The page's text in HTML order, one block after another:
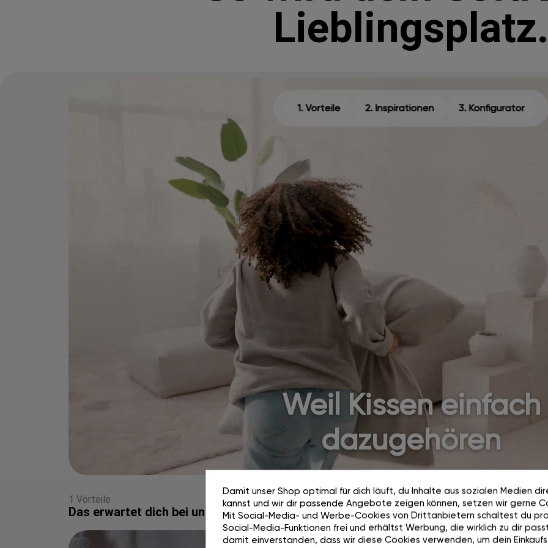
1. Vorteile 2. Inspirationen 3. Konfigurator
Weil Kissen einfach
dazugehören
1 Vorteile
Das erwartet dich bei uns
Damit unser Shop optimal für dich läuft, du Inhalte aus sozialen Medien
kannst und wir dir passende Angebote zeigen können, setzen wir gerne
Mit Social-Media- und Werbe-Cookies von Drittanbietern schaltest du
Social-Media-Funktionen frei und erhältst Werbung, die wirklich zu dir
damit einverstanden, dass wir diese Cookies verwenden, um dein